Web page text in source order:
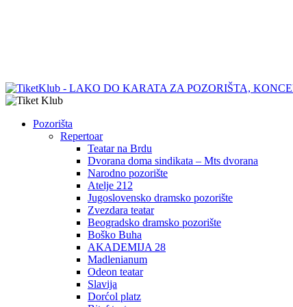
Pozorišta
Repertoar
Teatar na Brdu
Dvorana doma sindikata – Mts dvorana
Narodno pozorište
Atelje 212
Jugoslovensko dramsko pozorište
Zvezdara teatar
Beogradsko dramsko pozorište
Boško Buha
AKADEMIJA 28
Madlenianum
Odeon teatar
Slavija
Dorćol platz